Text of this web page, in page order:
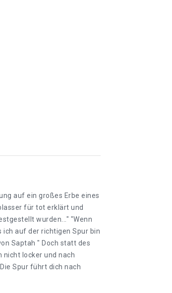
auf ein großes Erbe eines
für tot erklärt und
wurden..." "Wenn
ich auf der richtigen Spur bin
Saptah " Doch statt des
locker und nach
Spur führt dich nach